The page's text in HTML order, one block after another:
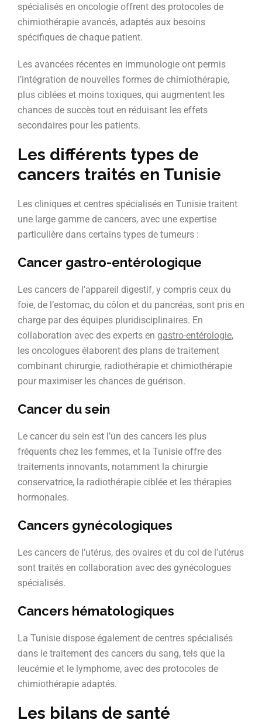
spécialisés en oncologie offrent des protocoles de
chimiothérapie avancés, adaptés aux besoins
spécifiques de chaque patient.
Les avancées récentes en immunologie ont permis
l’intégration de nouvelles formes de chimiothérapie,
plus ciblées et moins toxiques, qui augmentent les
chances de succès tout en réduisant les effets
secondaires pour les patients.
Les différents types de
cancers traités en Tunisie
Les cliniques et centres spécialisés en Tunisie traitent
une large gamme de cancers, avec une expertise
particulière dans certains types de tumeurs :
Cancer gastro-entérologique
Les cancers de l’appareil digestif, y compris ceux du
foie, de l’estomac, du côlon et du pancréas, sont pris en
charge par des équipes pluridisciplinaires. En
collaboration avec des experts en gastro-entérologie,
les oncologues élaborent des plans de traitement
combinant chirurgie, radiothérapie et chimiothérapie
pour maximiser les chances de guérison.
Cancer du sein
Le cancer du sein est l’un des cancers les plus
fréquents chez les femmes, et la Tunisie offre des
traitements innovants, notamment la chirurgie
conservatrice, la radiothérapie ciblée et les thérapies
hormonales.
Cancers gynécologiques
Les cancers de l’utérus, des ovaires et du col de l’utérus
sont traités en collaboration avec des gynécologues
spécialisés.
Cancers hématologiques
La Tunisie dispose également de centres spécialisés
dans le traitement des cancers du sang, tels que la
leucémie et le lymphome, avec des protocoles de
chimiothérapie adaptés.
Les bilans de santé